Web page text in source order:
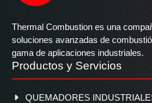
Thermal Combustion es una
soluciones avanzadas de
gama de aplicaciones industriales.
Productos y Servicios
QUEMADORES